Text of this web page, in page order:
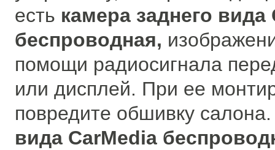
есть камера заднего вида
беспроводная,
помощи радиосигнала
или дисплей. При ее
повредите обшивку салона.
вида CarMedia